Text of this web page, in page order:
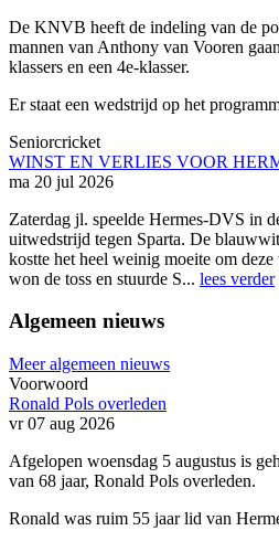
De KNVB heeft de indeling van de
mannen van Anthony van Vooren
klassers en een 4e-klasser.
Er staat een wedstrijd op het
Seniorcricket
WINST EN VERLIES VOOR
ma 20 jul 2026
Zaterdag jl. speelde Hermes-DVS in
uitwedstrijd tegen Sparta. De
kostte het heel weinig moeite om
won de toss en stuurde S... lees verder
Algemeen nieuws
Meer algemeen nieuws
Voorwoord
Ronald Pols overleden
vr 07 aug 2026
Afgelopen woensdag 5 augustus is
van 68 jaar, Ronald Pols overleden.
Ronald was ruim 55 jaar lid van